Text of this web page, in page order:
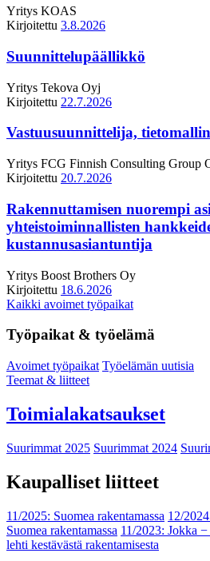
Yritys KOAS
Kirjoitettu 3.8.2026
Suunnittelupäällikkö
Yritys Tekova Oyj
Kirjoitettu 22.7.2026
Vastuusuunnittelija,
Yritys FCG Finnish Consulting Group
Kirjoitettu 20.7.2026
Rakennuttamisen nuorempi
yhteistoiminnallisten
kustannusasiantuntija
Yritys Boost Brothers Oy
Kirjoitettu 18.6.2026
Kaikki avoimet työpaikat
Työpaikat & työelämä
Avoimet työpaikat Työelämän uutisia
Teemat & liitteet
Toimialakatsaukset
Suurimmat 2025 Suurimmat 2024
Kaupalliset liitteet
11/2025: Suomea rakentamassa 12/
Suomea rakentamassa 11/2023: Jokka
lehti kestävästä rakentamisesta